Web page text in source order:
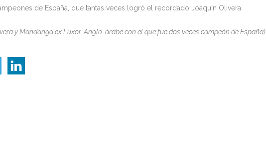
de España, que tantas veces logró el recordado Joaquín Olivera.
y Mandanga ex Luxor, Anglo-árabe con el que fue dos veces campeón de España)